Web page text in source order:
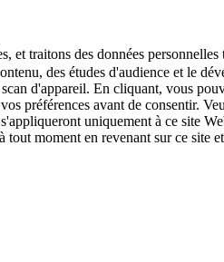
traitons des données
des études d'audience et le
d'appareil. En cliquant, vous
préférences avant de consentir.
uniquement à ce site
moment en revenant sur ce site